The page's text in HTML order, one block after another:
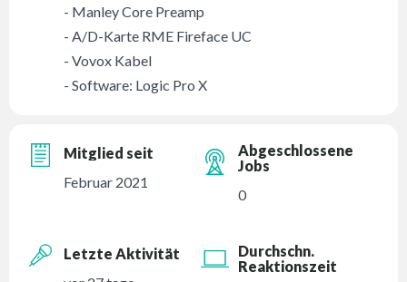
- Manley Core Preamp
- A/D-Karte RME Fireface UC
- Vovox Kabel
- Software: Logic Pro X
Mitglied seit
Februar 2021
Abgeschlossene
Jobs
0
Letzte Aktivität
Durchschn.
Reaktionszeit